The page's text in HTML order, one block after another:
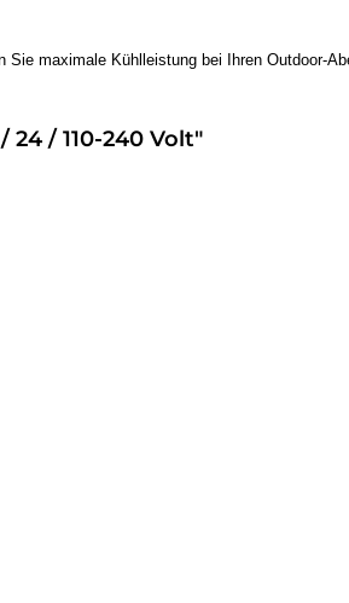
maximale Kühlleistung bei Ihren Outdoor-
/ 110-240 Volt"